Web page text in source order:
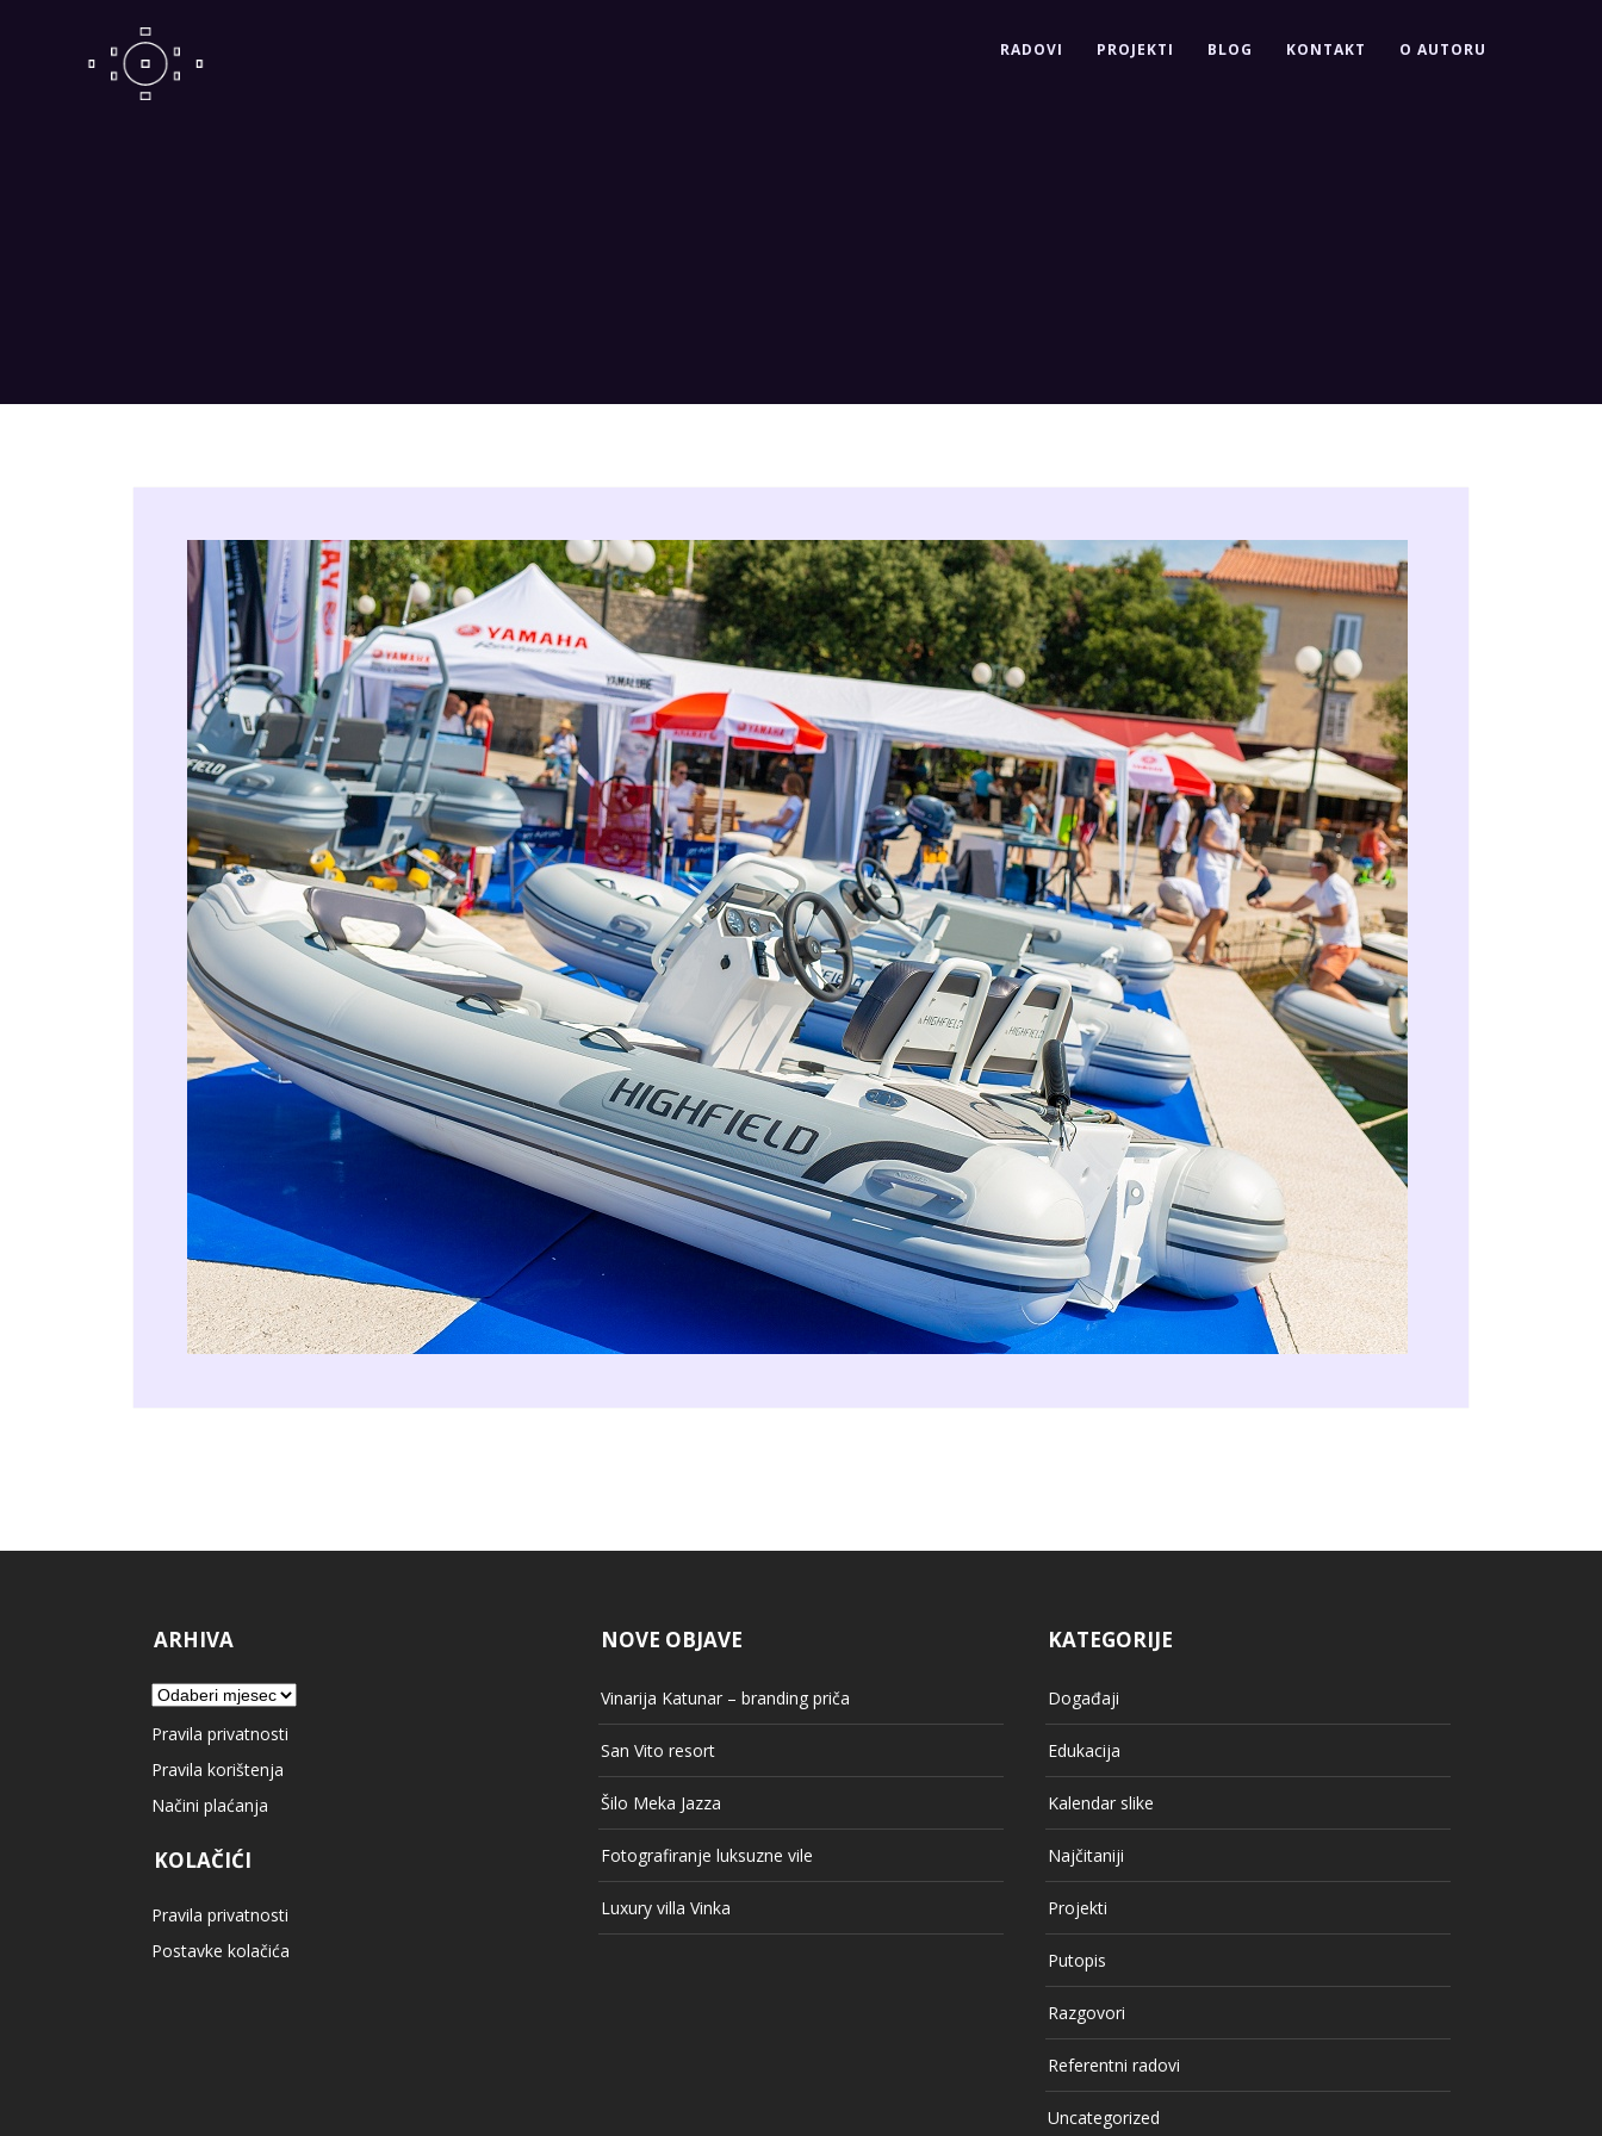
RADOVI PROJEKTI BLOG KONTAKT O AUTORU
ARHIVA
Arhiva
Pravila privatnosti
Pravila korištenja
Načini plaćanja
KOLAČIĆI
Pravila privatnosti
Postavke kolačića
NOVE OBJAVE
Vinarija Katunar – branding priča
San Vito resort
Šilo Meka Jazza
Fotografiranje luksuzne vile
Luxury villa Vinka
KATEGORIJE
Događaji
Edukacija
Kalendar slike
Najčitaniji
Projekti
Putopis
Razgovori
Referentni radovi
Uncategorized